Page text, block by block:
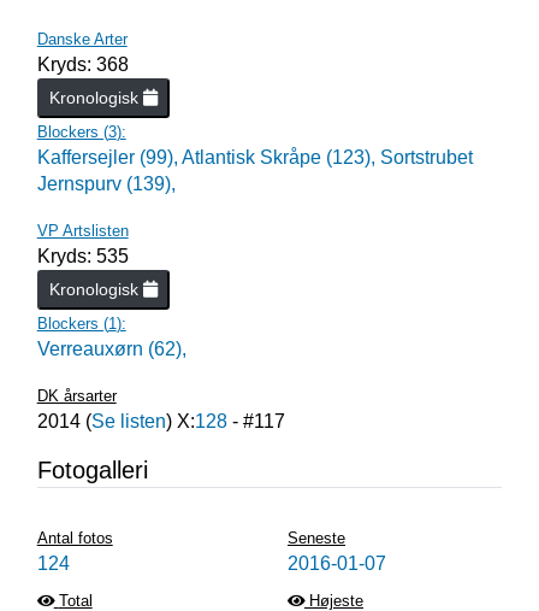
Danske Arter
Kryds: 368
Kronologisk
Blockers (3):
Kaffersejler (99), Atlantisk Skråpe (123), Sortstrubet
Jernspurv (139),
VP Artslisten
Kryds: 535
Kronologisk
Blockers (1):
Verreauxørn (62),
DK årsarter
2014(Se listen) X:128- #117
Fotogalleri
Antal fotos
124
Seneste
2016-01-07
Total Højeste